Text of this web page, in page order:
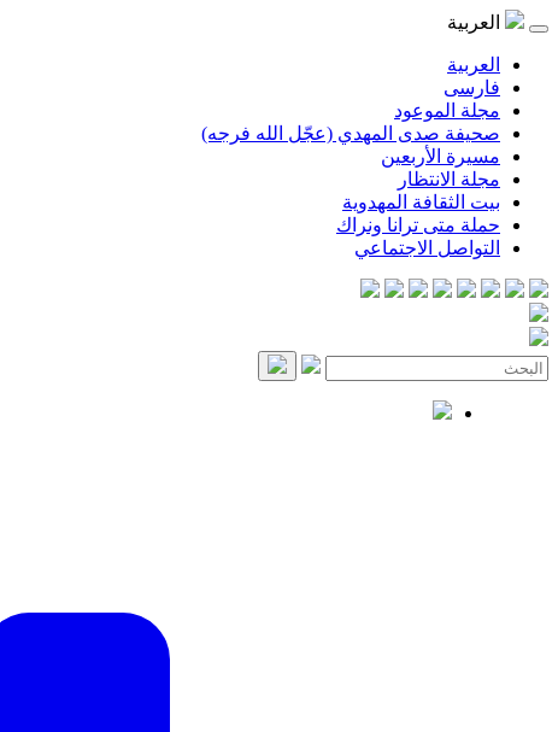
العربية
العربية
فارسی
مجلة الموعود
صحيفة صدى المهدي (عجّل الله فرجه)
مسيرة الأربعين
مجلة الانتظار
بيت الثقافة المهدوية
حملة متى ترانا ونراك
التواصل الاجتماعي